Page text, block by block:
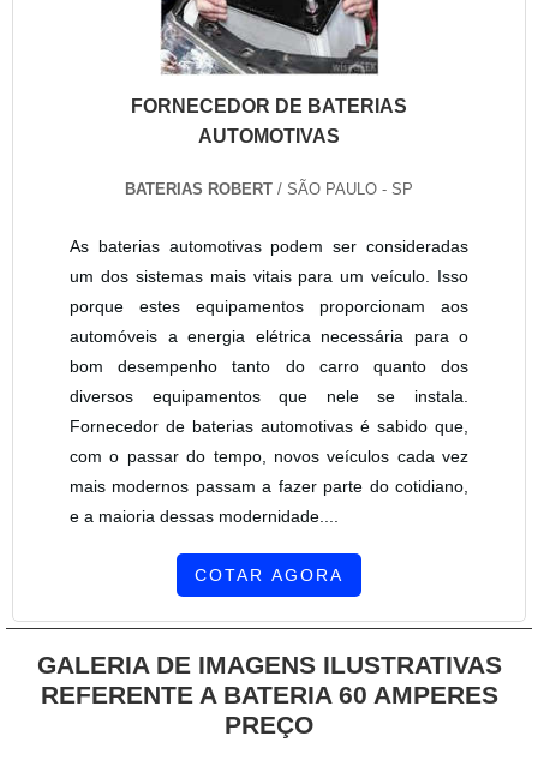
FORNECEDOR DE BATERIAS
AUTOMOTIVAS
BATERIAS ROBERT / SÃO PAULO - SP
As baterias automotivas podem ser consideradas
um dos sistemas mais vitais para um veículo. Isso
porque estes equipamentos proporcionam aos
automóveis a energia elétrica necessária para o
bom desempenho tanto do carro quanto dos
diversos equipamentos que nele se instala.
Fornecedor de baterias automotivas é sabido que,
com o passar do tempo, novos veículos cada vez
mais modernos passam a fazer parte do cotidiano,
e a maioria dessas modernidade....
COTAR AGORA
GALERIA DE IMAGENS ILUSTRATIVAS
REFERENTE A BATERIA 60 AMPERES
PREÇO